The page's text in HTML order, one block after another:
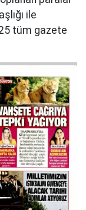
ile
tüm gazete